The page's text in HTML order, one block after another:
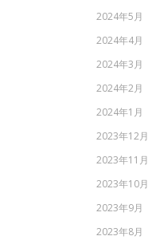
2024年5月
2024年4月
2024年3月
2024年2月
2024年1月
2023年12月
2023年11月
2023年10月
2023年9月
2023年8月